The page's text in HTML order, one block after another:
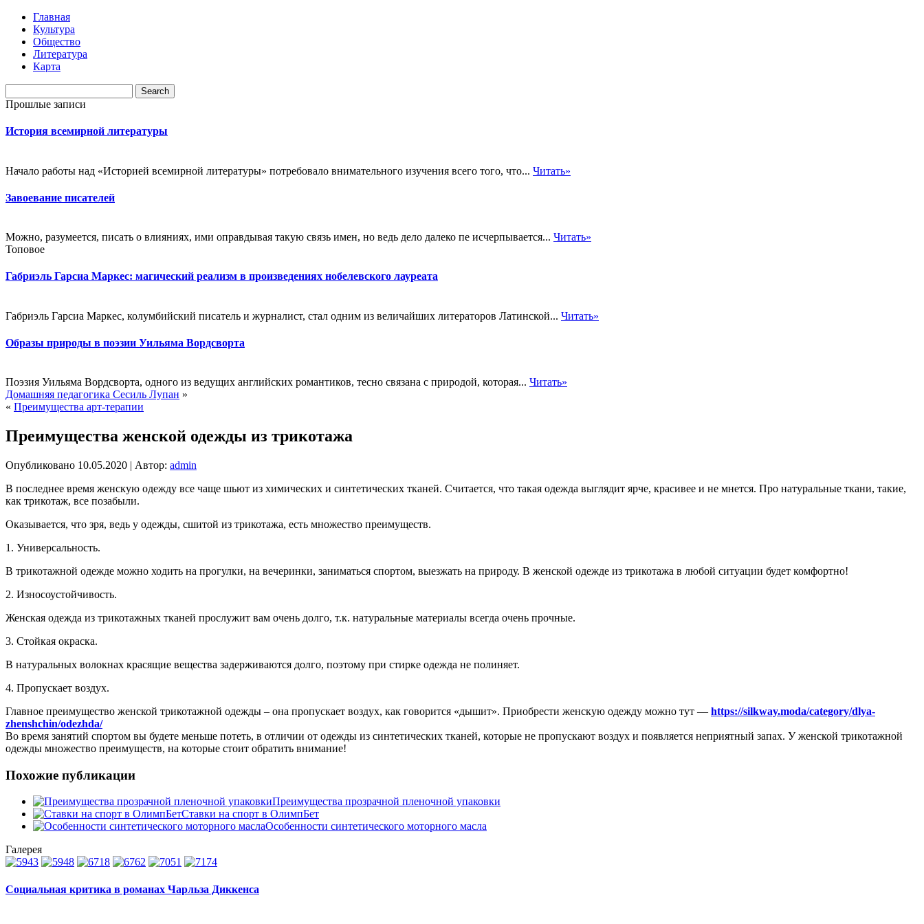
Главная
Культура
Общество
Литература
Карта
Прошлые записи
История всемирной литературы
Начало работы над «Историей всемирной литературы» потребовало внимательного изучения всего того, что... Читать»
Завоевание писателей
Можно, разумеется, писать о влияниях, ими оправдывая такую связь имен, но ведь дело далеко пе исчерпывается... Читать»
Топовое
Габриэль Гарсиа Маркес: магический реализм в произведениях нобелевского лауреата
Габриэль Гарсиа Маркес, колумбийский писатель и журналист, стал одним из величайших литераторов Латинской... Читать»
Образы природы в поэзии Уильяма Вордсворта
Поэзия Уильяма Вордсворта, одного из ведущих английских романтиков, тесно связана с природой, которая... Читать»
Домашняя педагогика Сесиль Лупан »
« Преимущества арт-терапии
Преимущества женской одежды из трикотажа
Опубликовано 10.05.2020 | Автор: admin
В последнее время женскую одежду все чаще шьют из химических и синтетических тканей. Считается, что такая одежда выглядит ярче, красивее и не мнется. Про натуральные ткани, такие,
как трикотаж, все позабыли.
Оказывается, что зря, ведь у одежды, сшитой из трикотажа, есть множество преимуществ.
1. Универсальность.
В трикотажной одежде можно ходить на прогулки, на вечеринки, заниматься спортом, выезжать на природу. В женской одежде из трикотажа в любой ситуации будет комфортно!
2. Износоустойчивость.
Женская одежда из трикотажных тканей прослужит вам очень долго, т.к. натуральные материалы всегда очень прочные.
3. Стойкая окраска.
В натуральных волокнах красящие вещества задерживаются долго, поэтому при стирке одежда не полиняет.
4. Пропускает воздух.
Главное преимущество женской трикотажной одежды – она пропускает воздух, как говорится «дышит». Приобрести женскую одежду можно тут — https://silkway.moda/category/dlya-
zhenshchin/odezhda/
Во время занятий спортом вы будете меньше потеть, в отличии от одежды из синтетических тканей, которые не пропускают воздух и появляется неприятный запах. У женской трикотажной
одежды множество преимуществ, на которые стоит обратить внимание!
Похожие публикации
Преимущества прозрачной пленочной упаковки
Ставки на спорт в ОлимпБет
Особенности синтетического моторного масла
Галерея
Социальная критика в романах Чарльза Диккенса